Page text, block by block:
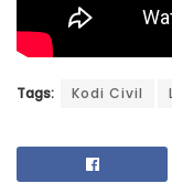
Tags: Kodi Civil